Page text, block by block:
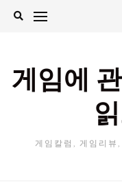
Skip
게임에
게임칼럼, 게임리뷰